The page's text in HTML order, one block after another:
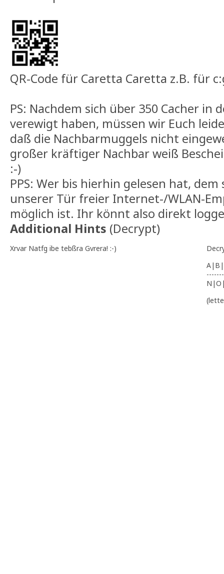
QR-Code für Caretta Caretta z.B. für
PS: Nachdem sich über 350 Cacher in
verewigt haben, müssen wir Euch
daß die Nachbarmuggels nicht
großer kräftiger Nachbar weiß
:-)
PPS: Wer bis hierhin gelesen hat,
unserer Tür freier Internet-/WLAN-
möglich ist. Ihr könnt also direkt
Additional Hints (Decrypt)
Xrvar Natfg ibe tebßra Gvrera! :-)